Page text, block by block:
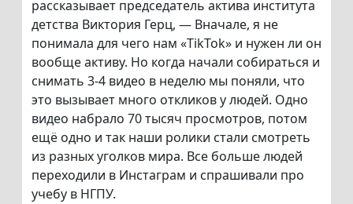
рассказывает председатель актива института
детства Виктория Герц, — Вначале, я не
понимала для чего нам «TikTok» и нужен ли он
вообще активу. Но когда начали собираться и
снимать 3-4 видео в неделю мы поняли, что
это вызывает много откликов у людей. Одно
видео набрало 70 тысяч просмотров, потом
ещё одно и так наши ролики стали смотреть
из разных уголков мира. Все больше людей
переходили в Инстаграм и спрашивали про
учебу в НГПУ.